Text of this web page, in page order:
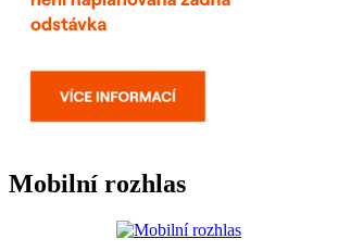
Mobilní rozhlas